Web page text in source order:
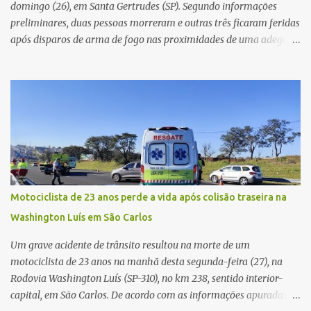
domingo (26), em Santa Gertrudes (SP). Segundo informações
preliminares, duas pessoas morreram e outras três ficaram feridas
após disparos de arma de fogo nas proximidades de uma adega. O
diversos disparos. Duas vítimas morreram ainda no local. Outras
três pessoas foram baleadas e socorridas. Até o momento, não
foram divulgadas informações oficiais sobre o estado de saúde dos
feridos. Equipes da Polícia Militar de Santa Gertrudes atenderam a
ocorrência e isolaram a área para o trabalho da perícia. Até a
última atualização, nenhum suspeito havia sido preso. A Polícia
Civil investigará a motivação da briga, a autoria dos disparos e as
circunstâncias do crime. A ocorrência segue em anda...
Motociclista de 23 anos perde a vida após colisão traseira na
Washington Luís em São Carlos
Um grave acidente de trânsito resultou na morte de um
motociclista de 23 anos na manhã desta segunda-feira (27), na
Rodovia Washington Luís (SP-310), no km 238, sentido interior-
capital, em São Carlos. De acordo com as informações apuradas no